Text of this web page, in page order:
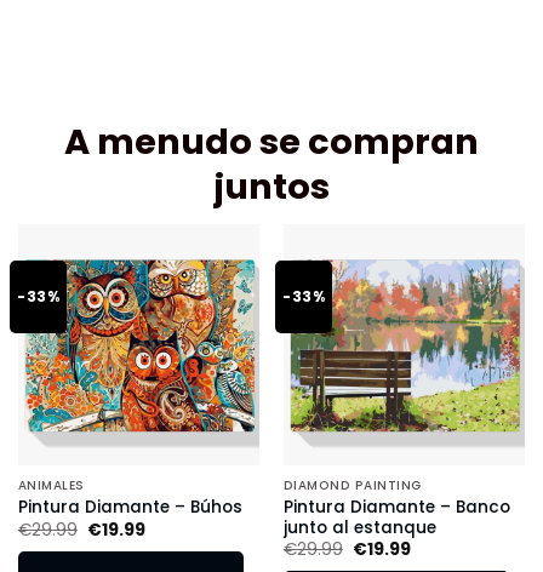
A menudo se compran
juntos
-33%
ANIMALES
Pintura Diamante – Búhos
€29.99 €19.99
-33%
DIAMOND PAINTING
Pintura Diamante – Banco
junto al estanque
€29.99 €19.99